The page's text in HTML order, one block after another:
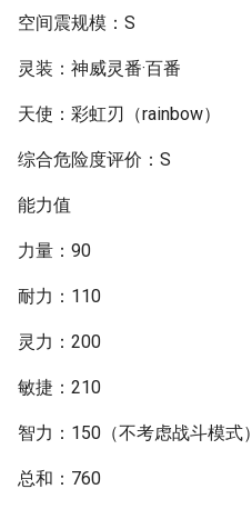
空间震规模：S
灵装：神威灵番·百番
天使：彩虹刃（rainbow）
综合危险度评价：S
能力值
力量：90
耐力：110
灵力：200
敏捷：210
智力：150（不考虑战斗模式）
总和：760